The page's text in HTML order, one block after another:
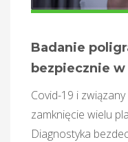
Badanie
bezpiecznie
Covid-19 i
zamknięcie wielu
Diagnostyka